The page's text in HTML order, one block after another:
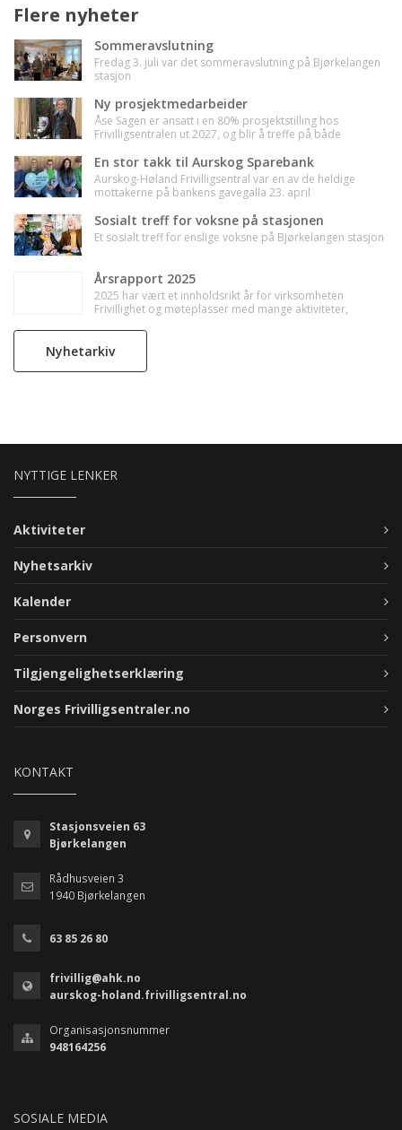
Flere nyheter
Sommeravslutning
Fredag 3. juli var det sommeravslutning på Bjørkelangen
stasjon
Ny prosjektmedarbeider
Åse Sagen er ansatt i en 80% prosjektstilling hos
Frivilligsentralen ut 2027, og blir å treffe på både
En stor takk til Aurskog Sparebank
Aurskog-Høland Frivilligsentral var en av de heldige
mottakerne på bankens gavegalla 23. april
Sosialt treff for voksne på stasjonen
Et sosialt treff for enslige voksne på Bjørkelangen stasjon
Årsrapport 2025
2025 har vært et innholdsrikt år for virksomheten
Frivillighet og møteplasser med mange aktiviteter,
til langtidssykefravær og færre på jobb. Vi har nå 430
aktive frivillige som bidrar på ulike aktiviteter. I tillegg har
foreninger som bistår med frivillige innsats.
Nyhetarkiv
NYTTIGE LENKER
Aktiviteter
Nyhetsarkiv
Kalender
Personvern
Tilgjengelighetserklæring
Norges Frivilligsentraler.no
KONTAKT
Stasjonsveien 63
Bjørkelangen
Rådhusveien 3
1940 Bjørkelangen
63 85 26 80
frivillig@ahk.no
aurskog-holand.frivilligsentral.no
Organisasjonsnummer
948164256
SOSIALE MEDIA